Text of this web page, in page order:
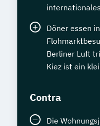
Döner essen
Berliner Luft
Kiez ist ein
Contra
Die